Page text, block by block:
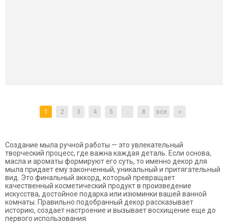
1 2 3 4 5 ... 8 все »
Создание мыла ручной работы — это увлекательный
творческий процесс, где важна каждая деталь. Если основа,
масла и ароматы формируют его суть, то именно декор для
мыла придает ему законченный, уникальный и притягательный
вид. Это финальный аккорд, который превращает
качественный косметический продукт в произведение
искусства, достойное подарка или изюминки вашей ванной
комнаты. Правильно подобранный декор рассказывает
историю, создает настроение и вызывает восхищение еще до
первого использования.